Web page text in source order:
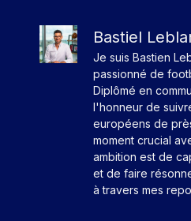
Bastiel
Je suis Bastien
passionné de
Diplômé en
l'honneur de
européens de
moment crucial
ambition est de
et de faire
à travers mes